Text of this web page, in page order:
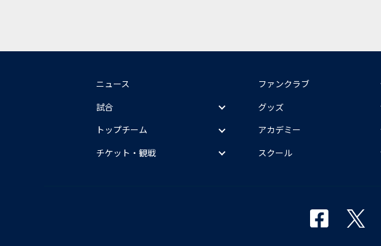
ニュース
試合
トップチーム
チケット・観戦
ファンクラブ
グッズ
アカデミー
スクール